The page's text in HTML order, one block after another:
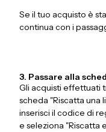
Se il tuo acquisto è
continua con i
3. Passare alla
Gli acquisti effettuati
scheda "Riscatta una
inserisci il codice di
e seleziona "Riscatta